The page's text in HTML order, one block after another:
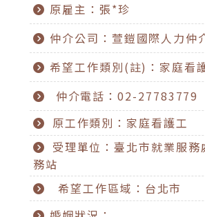
原雇主：張*珍
仲介公司：萱鎧國際人力仲
希望工作類別(註)：家庭看
仲介電話：02-27783779
原工作類別：家庭看護工
受理單位：臺北市就業服務
務站
希望工作區域：台北市